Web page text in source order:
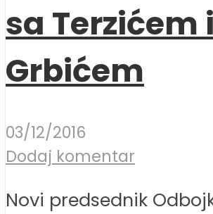
sa Terzićem i
Grbićem
03/12/2016
Dodaj komentar
Novi predsednik